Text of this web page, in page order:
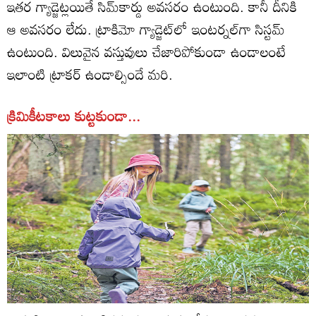
ఇతర గ్యాడ్జెట్లయితే సిమ్‌కార్డు అవసరం ఉంటుంది. కానీ దీనికి
ఆ అవసరం లేదు. ట్రాకిమో గ్యాడ్జెట్‌లో ఇంటర్నల్‌గా సిస్టమ్‌
ఉంటుంది. విలువైన వస్తువులు చేజారిపోకుండా ఉండాలంటే
ఇలాంటి ట్రాకర్‌ ఉండాల్సిందే మరి.
క్రిమికీటకాలు కుట్టకుండా...